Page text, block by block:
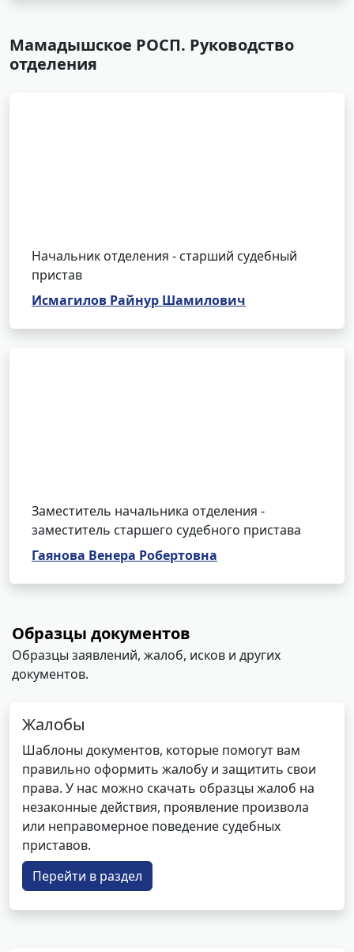
Мамадышское РОСП. Руководство
отделения
Начальник отделения - старший судебный
пристав
Исмагилов Райнур Шамилович
Заместитель начальника отделения -
заместитель старшего судебного пристава
Гаянова Венера Робертовна
Образцы документов
Образцы заявлений, жалоб, исков и других
документов.
Жалобы
Шаблоны документов, которые помогут вам
правильно оформить жалобу и защитить свои
права. У нас можно скачать образцы жалоб на
незаконные действия, проявление произвола
или неправомерное поведение судебных
приставов.
Перейти в раздел